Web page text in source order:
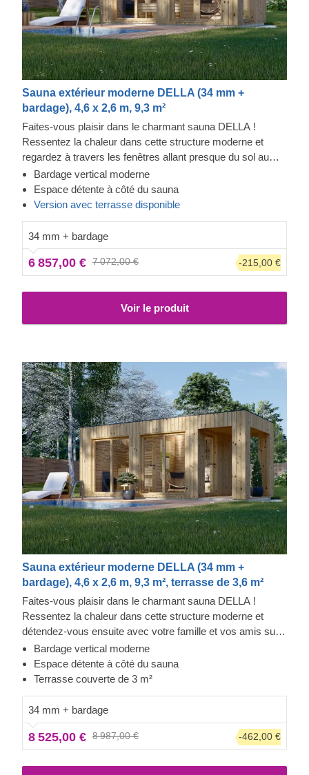
Sauna extérieur moderne DELLA (34 mm +
bardage), 4,6 x 2,6 m, 9,3 m²
Faites-vous plaisir dans le charmant sauna DELLA !
Ressentez la chaleur dans cette structure moderne et
regardez à travers les fenêtres allant presque du sol au
plafond tout en sentant le stress quitter votre corps. Le
bardage ajoute une autre couche, qui contribue à la solidité
et à l'isolation de la construction, tout en créant un aspect
moyen de vous relaxer tout en observant l'extérieur à
travers les grandes fenêtres doubles.
Bardage vertical moderne
Espace détente à côté du sauna
Version avec terrasse disponible
34 mm + bardage
6 857,00 € 7 072,00 € -215,00 €
Voir le produit
Sauna extérieur moderne DELLA (34 mm +
bardage), 4,6 x 2,6 m, 9,3 m², terrasse de 3,6 m²
Faites-vous plaisir dans le charmant sauna DELLA !
Ressentez la chaleur dans cette structure moderne et
détendez-vous ensuite avec votre famille et vos amis sur
la terrasse couverte. Le bardage ajoute une autre couche,
qui contribue à la solidité et à l'isolation de la construction,
tout en créant un aspect élégant et propre. L'espace
vue imprenable sur le jardin.
Bardage vertical moderne
Espace détente à côté du sauna
Terrasse couverte de 3 m²
34 mm + bardage
8 525,00 € 8 987,00 € -462,00 €